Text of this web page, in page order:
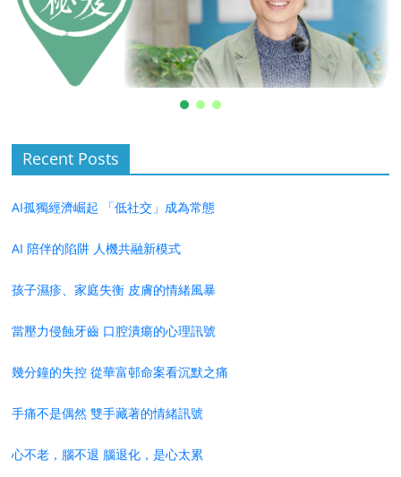
Recent Posts
AI孤獨經濟崛起 「低社交」成為常態
AI 陪伴的陷阱 人機共融新模式
孩子濕疹、家庭失衡 皮膚的情緒風暴
當壓力侵蝕牙齒 口腔潰瘍的心理訊號
幾分鐘的失控 從華富邨命案看沉默之痛
手痛不是偶然 雙手藏著的情緒訊號
心不老，腦不退 腦退化，是心太累